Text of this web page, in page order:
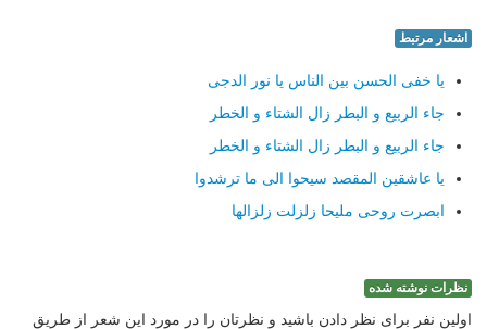
اشعار مرتبط
یا خفی الحسن بین الناس یا نور الدجی
جاء الربیع و البطر زال الشتاء و الخطر
جاء الربیع و البطر زال الشتاء و الخطر
یا عاشقین المقصد سیحوا الی ما ترشدوا
ابصرت روحی ملیحا زلزلت زلزالها
نظرات نوشته شده
اولین نفر برای نظر دادن باشید و نظرتان را در مورد این شعر از طریق